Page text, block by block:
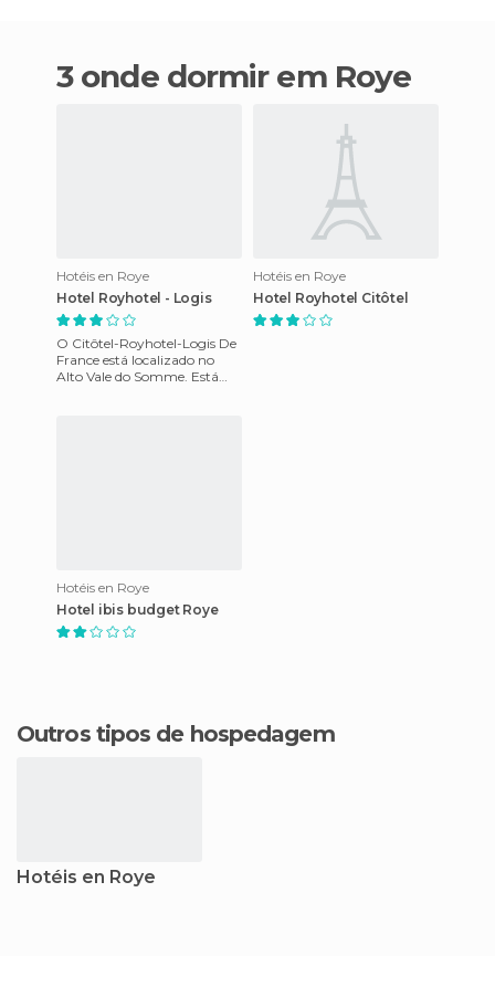
3 onde dormir em Roye
Hotéis en Roye
Hotel Royhotel - Logis
O Citôtel-Royhotel-Logis De
France está localizado no
Alto Vale do Somme. Está
Hotéis en Roye
Hotel Royhotel Citôtel
Hotéis en Roye
Hotel ibis budget Roye
Outros tipos de hospedagem
Hotéis en Roye